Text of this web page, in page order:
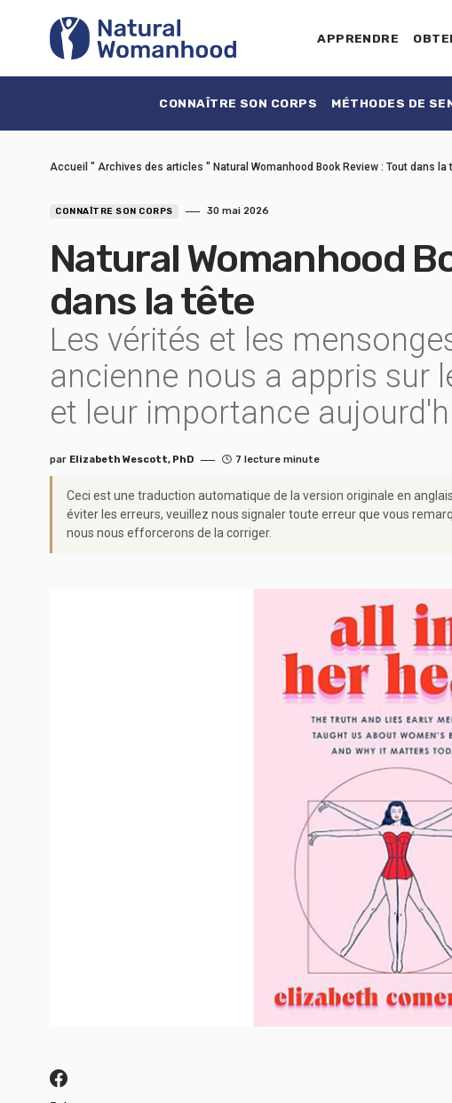
APPRENDRE
CONNAÎTRE SON CORPS MÉTHODES DE
Accueil " Archives des articles " Natural Womanhood Book Review : Tout dans la
CONNAÎTRE SON CORPS 30 mai 2026
Natural Womanhood
dans la tête
Les vérités et les
ancienne nous a appris sur
et leur importance
par Elizabeth Wescott, PhD 7 lecture minute
Ceci est une traduction automatique de la version originale en
éviter les erreurs, veuillez nous signaler toute erreur que vous
nous nous efforcerons de la corriger.